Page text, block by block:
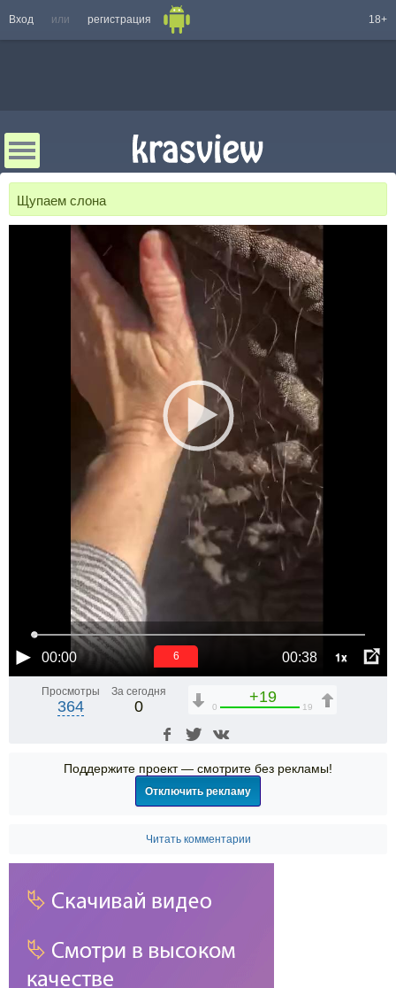
Вход или регистрация 18+
Щупаем слона
00:00 00:38 1x
6
Просмотры
364
За сегодня
0
+19
0 19
Поддержите проект — смотрите без рекламы!
Отключить рекламу
Читать комментарии